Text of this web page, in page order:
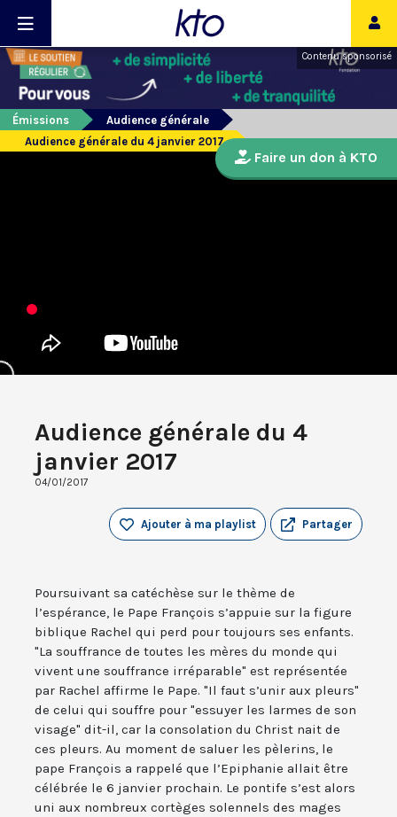
Contenu sponsorisé
Émissions
Audience générale
Audience générale du 4 janvier 2017
Audience générale du 4
janvier 2017
04/01/2017
Partager
Ajouter à ma playlist
Poursuivant sa catéchèse sur le thème de
l’espérance, le Pape François s’appuie sur la figure
biblique Rachel qui perd pour toujours ses enfants.
"La souffrance de toutes les mères du monde qui
vivent une souffrance irréparable" est représentée
par Rachel affirme le Pape. "Il faut s’unir aux pleurs"
de celui qui souffre pour "essuyer les larmes de son
visage" dit-il, car la consolation du Christ nait de
ces pleurs. Au moment de saluer les pèlerins, le
pape François a rappelé que l’Epiphanie allait être
célébrée le 6 janvier prochain. Le pontife s’est alors
uni aux nombreux cortèges solennels des mages
Faire un don à KTO